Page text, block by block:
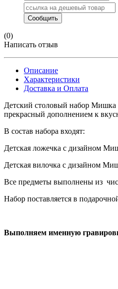
(0)
Написать отзыв
Описание
Характеристики
Доставка и Оплата
Детский столовый набор Мишка
прекрасный дополнением к
В состав набора входят:
Детская ложечка с дизайном
Детская вилочка с дизайном
Все предметы выполнены из
Набор поставляется в
Выполняем именную